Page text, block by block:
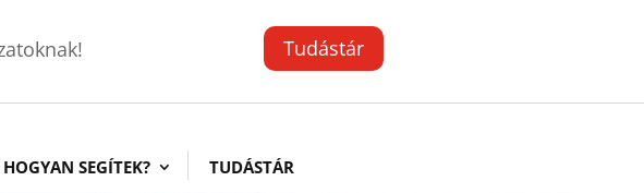
Tudástár
HOGYAN SEGÍTEK? TUDÁSTÁR